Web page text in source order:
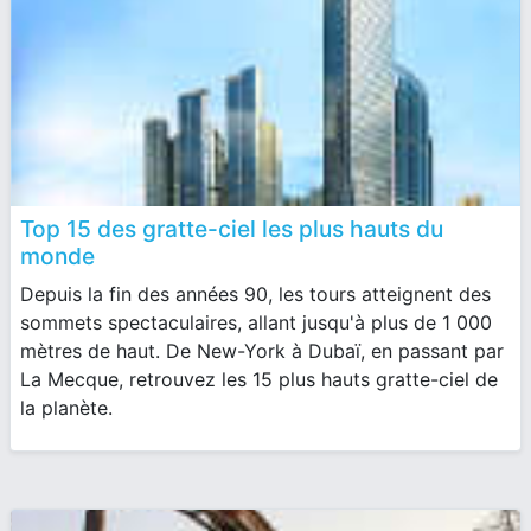
Top 15 des gratte-ciel les plus hauts du
monde
Depuis la fin des années 90, les tours atteignent des
sommets spectaculaires, allant jusqu'à plus de 1 000
mètres de haut. De New-York à Dubaï, en passant par
La Mecque, retrouvez les 15 plus hauts gratte-ciel de
la planète.